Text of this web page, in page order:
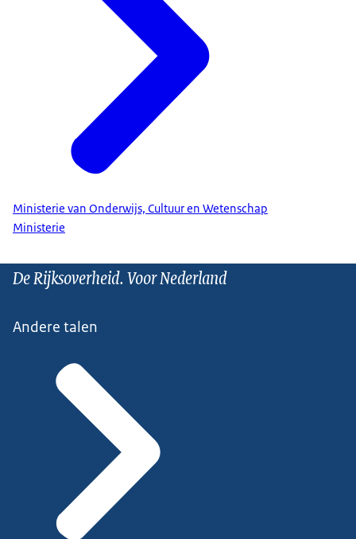
Ministerie van Onderwijs, Cultuur en Wetenschap
Ministerie
De Rijksoverheid. Voor Nederland
Andere talen